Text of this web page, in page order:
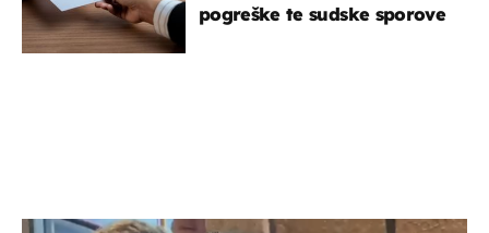
pogreške te sudske sporove